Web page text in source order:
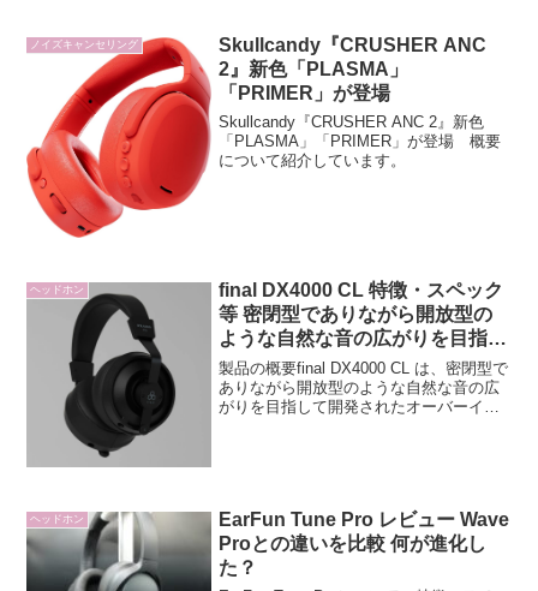
ノイズキャンセリング
Skullcandy『CRUSHER ANC
2』新色「PLASMA」
「PRIMER」が登場
Skullcandy『CRUSHER ANC 2』新色
「PLASMA」「PRIMER」が登場 概要
について紹介しています。
ヘッドホン
final DX4000 CL 特徴・スペック
等 密閉型でありながら開放型の
ような自然な音の広がりを目指し
て開発されたオーバーイヤー型ヘ
ッドホン
製品の概要final DX4000 CL は、密閉型で
ありながら開放型のような自然な音の広
がりを目指して開発されたオーバーイヤ
ヘッドホン
EarFun Tune Pro レビュー Wave
Proとの違いを比較 何が進化し
た？